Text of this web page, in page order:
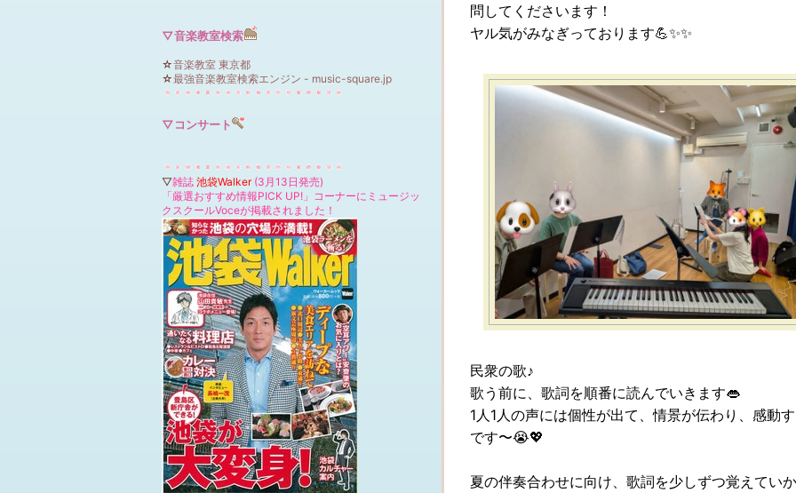
問してくださいます！
ヤル気がみなぎっております💪✨️✨️
民衆の歌♪
歌う前に、歌詞を順番に読んでいきます👄
1人1人の声には個性が出て、情景が伝わり、感動
です〜😭💖
夏の伴奏合わせに向け、歌詞を少しずつ覚えてい
▽音楽教室検索
☆音楽教室 東京都
☆最強音楽教室検索エンジン - music-square.jp
▽コンサート
▽雑誌 池袋Walker(3月13日発売)
「厳選おすすめ情報PICK UP!」コーナーにミュージッ
クスクールVoceが掲載されました！